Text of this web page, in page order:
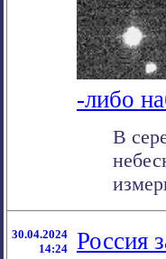
-либо
В
30.04.2024
14:24
Россия